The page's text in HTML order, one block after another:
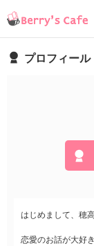
プロフィール
はじめまして、穂
恋愛のお話が大好